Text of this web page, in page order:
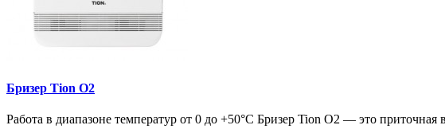
Бризер Tion O2
Работа в диапазоне температур от 0 до +50°С Бризер Tion O2 — это приточная